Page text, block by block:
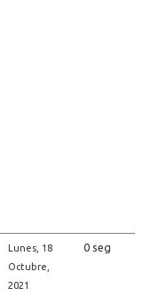
Lunes, 18
Octubre,
2021
0 seg